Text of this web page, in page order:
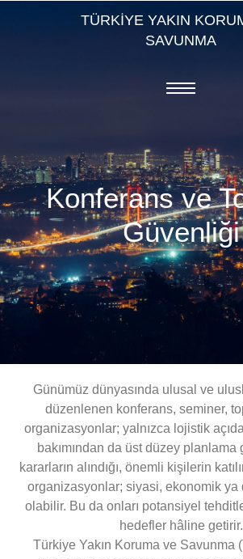
TÜRKİYE YAKIN
SAVUNMA
Konferans ve
Güvenliği
Günümüz dünyasında ulusal ve
düzenlenen konferans, seminer,
organizasyonlar; yalnızca lojistik
bakımından da üst düzey planlama
kararların alındığı, önemli kişilerin
organizasyonlar; siyasi, ekonomik ya
olabilir. Bu da onları potansiyel
hedefler hâline getirir.
Türkiye Yakın Koruma ve Savunma